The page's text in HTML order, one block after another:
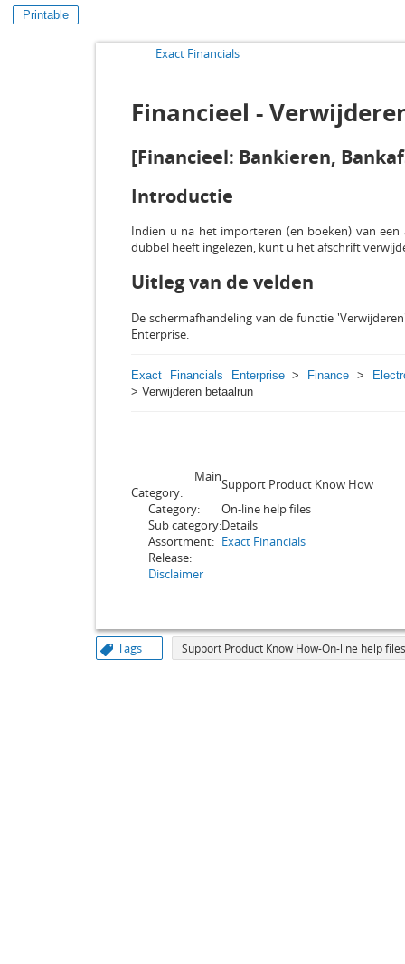
Printable
Exact Financials
Financieel -
[Financieel: Bankieren,
Introductie
Indien u na het importeren (en boeken) van
dubbel heeft ingelezen, kunt u het afschrift
Uitleg van de velden
De schermafhandeling van de functie
Enterprise.
Exact Financials Enterprise> Finance >
> Verwijderen betaalrun
Main
Category:
Support Product Know How
Category:
On-line help files
Sub category:Details
Assortment: Exact Financials
Release:
Disclaimer
Tags Support Product Know How-On-line help